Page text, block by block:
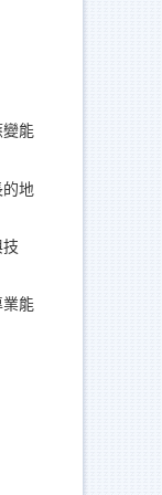
變能
地
業能